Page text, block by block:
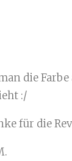
die
:/
für die